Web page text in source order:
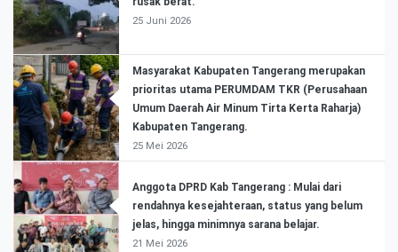
25 Juni 2026
Masyarakat Kabupaten Tangerang merupakan
prioritas utama PERUMDAM TKR (Perusahaan
Umum Daerah Air Minum Tirta Kerta Raharja)
Kabupaten Tangerang.
25 Mei 2026
Anggota DPRD Kab Tangerang : Mulai dari
rendahnya kesejahteraan, status yang belum
jelas, hingga minimnya sarana belajar.
21 Mei 2026